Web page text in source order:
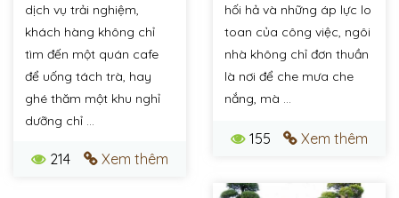
kiến trúc sân vườn
đẳng cấp
dịch vụ trải nghiệm,
khách hàng không chỉ
tìm đến một quán cafe
để uống tách trà, hay
ghé thăm một khu nghỉ
dưỡng chỉ ...
214 Xem thêm
tìm về giữa lòng biệt
thự
hối hả và những áp lực lo
toan của công việc, ngôi
nhà không chỉ đơn thuần
là nơi để che mưa che
nắng, mà ...
155 Xem thêm